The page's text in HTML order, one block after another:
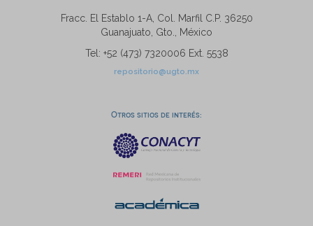
Fracc. El Establo 1-A, Col. Marfil C.P. 36250
Guanajuato, Gto., México
Tel: +52 (473) 7320006 Ext. 5538
repositorio@ugto.mx
Otros sitios de interés: